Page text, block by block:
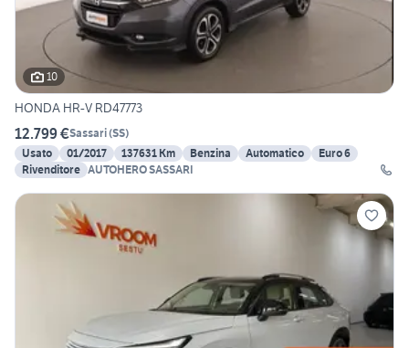
10
HONDA HR-V RD47773
12.799 €Sassari(SS)
Usato
01/2017 137631 Km Benzina Automatico
Euro 6
Rivenditore AUTOHERO SASSARI